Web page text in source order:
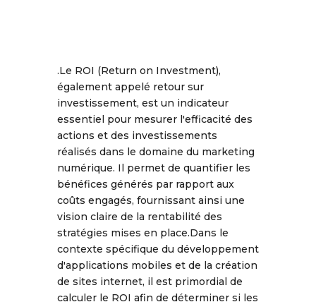
.Le ROI (Return on Investment),
également appelé retour sur
investissement, est un indicateur
essentiel pour mesurer l'efficacité des
actions et des investissements
réalisés dans le domaine du marketing
numérique. Il permet de quantifier les
bénéfices générés par rapport aux
coûts engagés, fournissant ainsi une
vision claire de la rentabilité des
stratégies mises en place.Dans le
contexte spécifique du développement
d'applications mobiles et de la création
de sites internet, il est primordial de
calculer le ROI afin de déterminer si les